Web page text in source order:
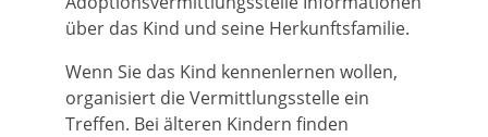
über das Kind und seine Herkunftsfamilie.
Wenn Sie das Kind kennenlernen wollen,
organisiert die Vermittlungsstelle ein
Treffen. Bei älteren Kindern finden